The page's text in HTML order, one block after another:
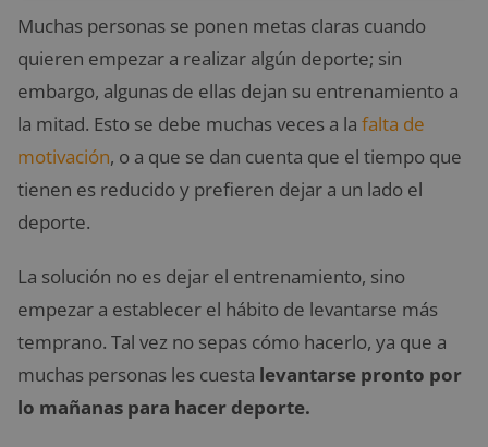
Muchas personas se ponen metas claras cuando
quieren empezar a realizar algún deporte; sin
embargo, algunas de ellas dejan su entrenamiento a
la mitad. Esto se debe muchas veces a la falta de
motivación, o a que se dan cuenta que el tiempo que
tienen es reducido y prefieren dejar a un lado el
deporte.
La solución no es dejar el entrenamiento, sino
empezar a establecer el hábito de levantarse más
temprano. Tal vez no sepas cómo hacerlo, ya que a
muchas personas les cuesta levantarse pronto por
lo mañanas para hacer deporte.